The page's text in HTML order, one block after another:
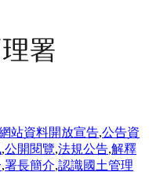
站資料開放宣告,公告資
,公開閱覽,法規公告,解釋
,署長簡介,認識國土管理